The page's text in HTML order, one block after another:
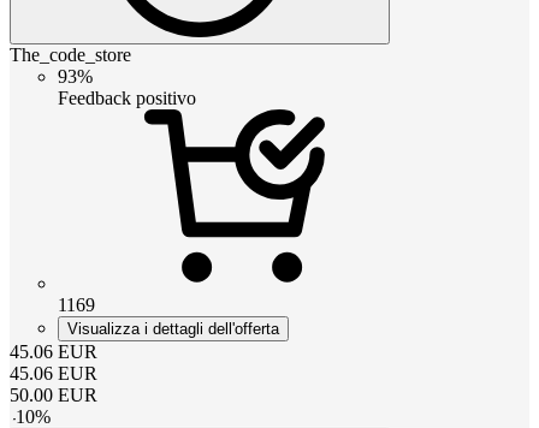
The_code_store
93%
Feedback positivo
1169
Visualizza i dettagli dell'offerta
45.06 EUR
45.06 EUR
50.00 EUR
-10%